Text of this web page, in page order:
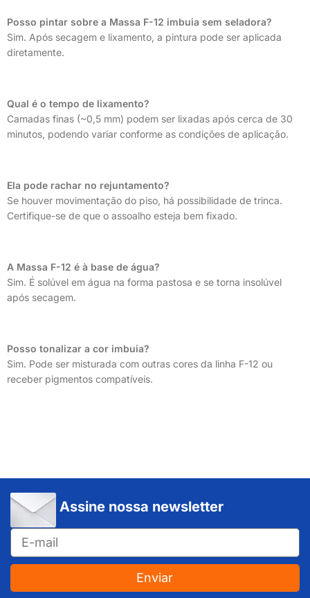
Posso pintar sobre a Massa F-12 imbuia sem seladora?
Sim. Após secagem e lixamento, a pintura pode ser aplicada
diretamente.
Qual é o tempo de lixamento?
Camadas finas (~0,5 mm) podem ser lixadas após cerca de 30
minutos, podendo variar conforme as condições de aplicação.
Ela pode rachar no rejuntamento?
Se houver movimentação do piso, há possibilidade de trinca.
Certifique-se de que o assoalho esteja bem fixado.
A Massa F-12 é à base de água?
Sim. É solúvel em água na forma pastosa e se torna insolúvel
após secagem.
Posso tonalizar a cor imbuia?
Sim. Pode ser misturada com outras cores da linha F-12 ou
receber pigmentos compatíveis.
Assine nossa newsletter
Enviar